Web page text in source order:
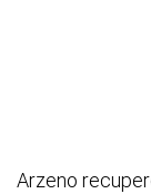
Arzeno